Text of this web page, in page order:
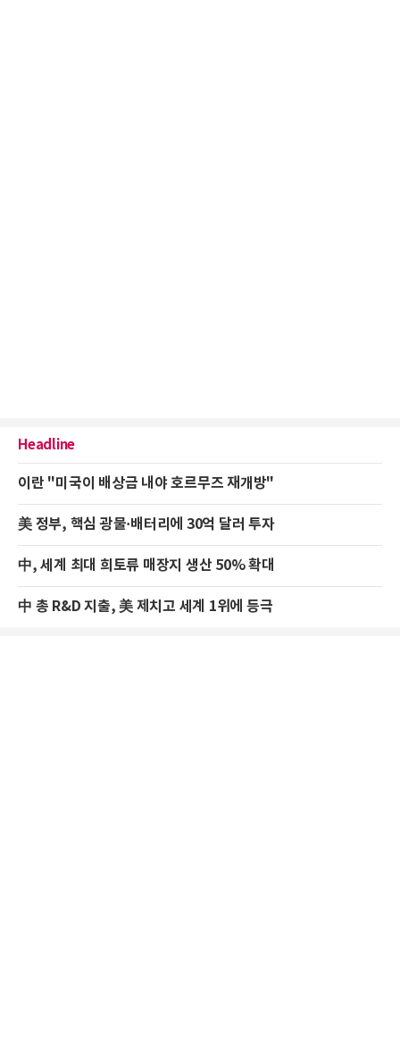
Headline
이란 "미국이 배상금 내야 호르무즈 재개방"
美 정부, 핵심 광물·배터리에 30억 달러 투자
中, 세계 최대 희토류 매장지 생산 50% 확대
中 총 R&D 지출, 美 제치고 세계 1위에 등극